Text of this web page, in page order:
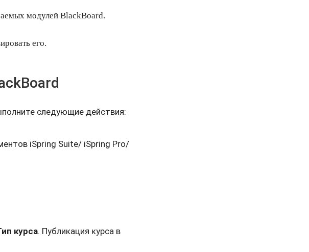
модулей BlackBoard.
его.
следующие действия:
iSpring Suite/ iSpring Pro/
курса. Публикация курса в